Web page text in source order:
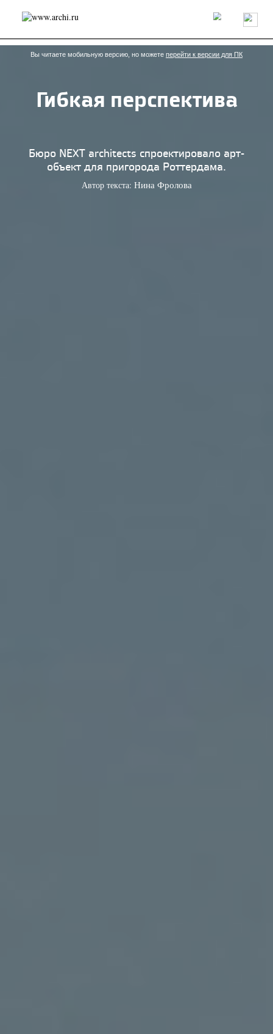
Россия Мир Технологии Интерьер Пресса
Архитекторы
Проекты
Конкурсы События Книги Вакансии
send.project Анонсы конкурсов
Блог
Исследование
Дизайн
Иностранцы в России
Интерьер
Наследие Образование
Урбанистика
Вы читаете мобильную версию, но можете перейти к версии для ПК
Гибкая перспектива
Бюро NEXT architects спроектировало арт-
объект для пригорода Роттердама.
Автор текста: Нина Фролова